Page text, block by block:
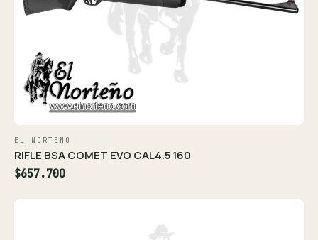
EL NORTEÑO
RIFLE BSA COMET EVO CAL4.5 160
$657.700